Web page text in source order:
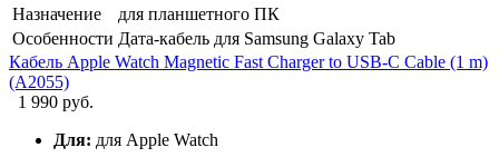
Назначение
для планшетного ПК
Особенности Дата-кабель для Samsung Galaxy Tab
Кабель Apple Watch Magnetic Fast Charger to USB-C Cable (1 m)
(A2055)
1 990 руб.
Для: для Apple Watch